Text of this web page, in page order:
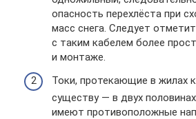
опасность перехлёста при
масс снега. Следует
с таким кабелем более
и монтаже.
Токи, протекающие в жилах
существу — в двух
имеют противоположные